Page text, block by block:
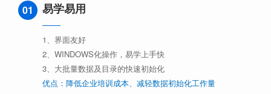
01 易学易用
1、界面友好
2、WINDOWS化操作，易学上手快
3、大批量数据及目录的快速初始化
优点：降低企业培训成本、减轻数据初始化工作量